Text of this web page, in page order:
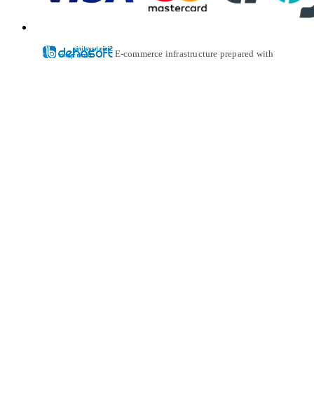
E-commerce infrastructure prepared with